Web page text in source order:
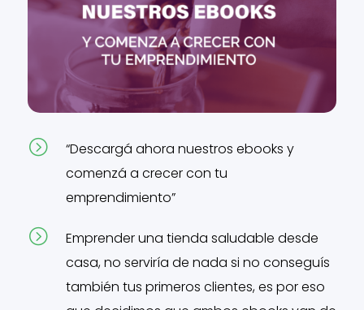
=
“Descargá ahora nuestros ebooks y
comenzá a crecer con tu
emprendimiento”
=
Emprender una tienda saludable desde
casa, no serviría de nada si no conseguís
también tus primeros clientes, es por eso